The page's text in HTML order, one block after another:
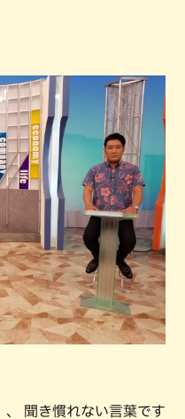
、 聞き慣れない言葉です